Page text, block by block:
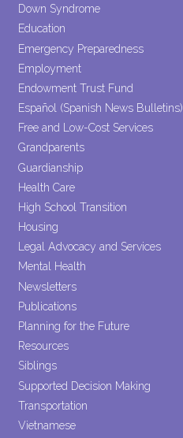
Down Syndrome
Education
Emergency Preparedness
Employment
Endowment Trust Fund
Español (Spanish News Bulletins)
Free and Low-Cost Services
Grandparents
Guardianship
Health Care
High School Transition
Housing
Legal Advocacy and Services
Mental Health
Newsletters
Publications
Planning for the Future
Resources
Siblings
Supported Decision Making
Transportation
Vietnamese